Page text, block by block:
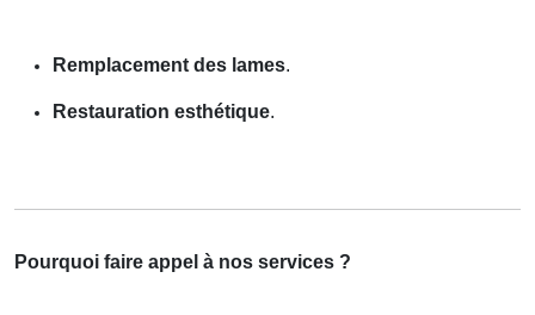
Remplacement des lames.
Restauration esthétique.
Pourquoi faire appel à nos services ?